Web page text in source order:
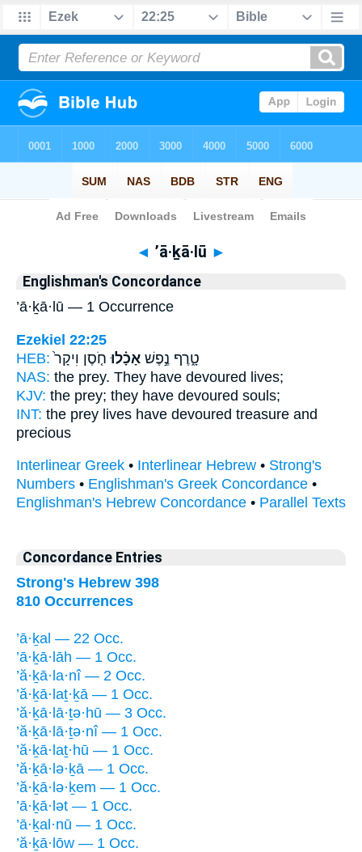
Bible> Strong's > Hebrew
◄ ’ā·ḵā·lū ►
Englishman's Concordance
’ā·ḵā·lū — 1 Occurrence
Ezekiel 22:25
HEB:
טָ֑רֶף נֶ֣פֶשׁ אָכָ֗לוּ חֹ֤סֶן וִיקָר֙
NAS: the prey. They have devoured lives;
KJV: the prey; they have devoured souls;
INT: the prey lives have devoured treasure and
precious
Interlinear Greek • Interlinear Hebrew • Strong's
Numbers • Englishman's Greek Concordance •
Englishman's Hebrew Concordance • Parallel Texts
Concordance Entries
Strong's Hebrew 398
810 Occurrences
’ā·ḵal — 22 Occ.
’ā·ḵā·lāh — 1 Occ.
’ă·ḵā·la·nî — 2 Occ.
’ă·ḵā·laṯ·ḵā — 1 Occ.
’ă·ḵā·lā·ṯə·hū — 3 Occ.
’ă·ḵā·lā·ṯə·nî — 1 Occ.
’ă·ḵā·laṯ·hū — 1 Occ.
’ă·ḵā·lə·ḵā — 1 Occ.
’ă·ḵā·lə·ḵem — 1 Occ.
’ā·ḵā·lət — 1 Occ.
’ā·ḵal·nū — 1 Occ.
’ă·ḵā·lōw — 1 Occ.